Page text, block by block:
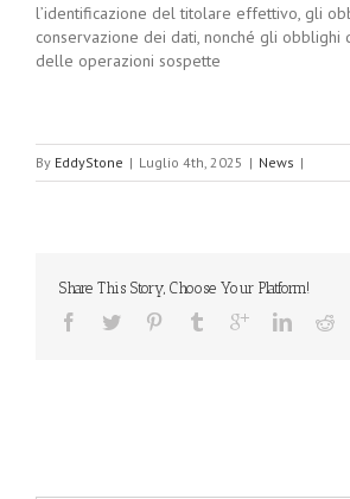
l’identificazione del titolare effettivo, gli
conservazione dei dati, nonché gli obblighi
delle operazioni sospette
By EddyStone | Luglio 4th, 2025 | News |
Share This Story, Choose Your Platform!